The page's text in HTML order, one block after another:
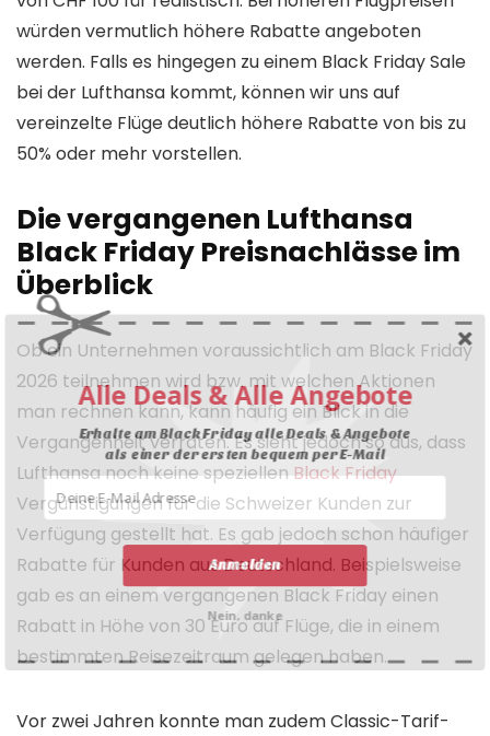
würden vermutlich höhere Rabatte angeboten
werden. Falls es hingegen zu einem Black Friday Sale
bei der Lufthansa kommt, können wir uns auf
vereinzelte Flüge deutlich höhere Rabatte von bis zu
50% oder mehr vorstellen.
Die vergangenen Lufthansa
Black Friday Preisnachlässe im
Überblick
Ob ein Unternehmen voraussichtlich am Black Friday
2026 teilnehmen wird bzw. mit welchen Aktionen
man rechnen kann, kann häufig ein Blick in die
Vergangenheit verraten. Es sieht jedoch so aus, dass
Lufthansa noch keine speziellen Black Friday
Vergünstigungen für die Schweizer Kunden zur
Verfügung gestellt hat. Es gab jedoch schon häufiger
Rabatte für Kunden aus Deutschland. Beispielsweise
gab es an einem vergangenen Black Friday einen
Rabatt in Höhe von 30 Euro auf Flüge, die in einem
bestimmten Reisezeitraum gelegen haben.
Vor zwei Jahren konnte man zudem Classic-Tarif-
Anmelden
Alle Deals & Alle Angebote
Erhalte am Black Friday alle Deals & Angebote
als einer der ersten bequem per E-Mail
Nein, danke